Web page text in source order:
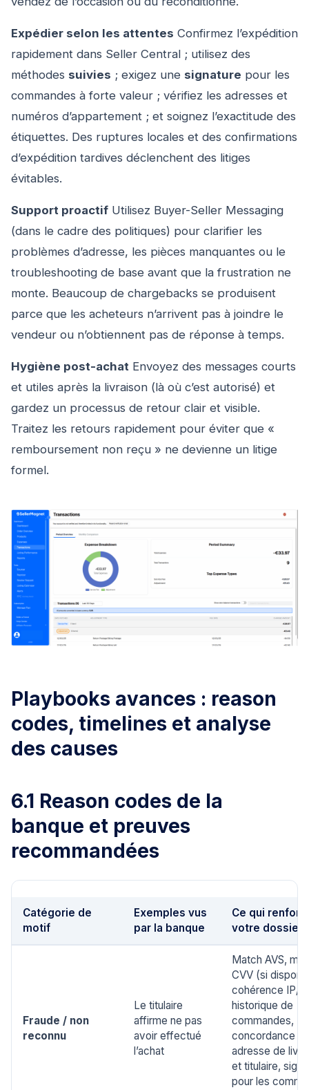
Expédier selon les attentes Confirmez l’expédition
rapidement dans Seller Central ; utilisez des
méthodes suivies ; exigez une signature pour les
commandes à forte valeur ; vérifiez les adresses et
numéros d’appartement ; et soignez l’exactitude des
étiquettes. Des ruptures locales et des confirmations
d’expédition tardives déclenchent des litiges
évitables.
Support proactif Utilisez Buyer-Seller Messaging
(dans le cadre des politiques) pour clarifier les
problèmes d’adresse, les pièces manquantes ou le
troubleshooting de base avant que la frustration ne
monte. Beaucoup de chargebacks se produisent
parce que les acheteurs n’arrivent pas à joindre le
vendeur ou n’obtiennent pas de réponse à temps.
Hygiène post-achat Envoyez des messages courts
et utiles après la livraison (là où c’est autorisé) et
gardez un processus de retour clair et visible.
Traitez les retours rapidement pour éviter que «
remboursement non reçu » ne devienne un litige
formel.
Playbooks avances : reason
codes, timelines et analyse
des causes
6.1 Reason codes de la
banque et preuves
recommandées
Catégorie de
motif
Exemples vus
par la banque
Ce qui
votre dossier
Fraude / non
reconnu
Le titulaire
affirme ne pas
avoir effectué
l’achat
Match AVS,
CVV (si
cohérence IP/
historique de
commandes,
concordance
adresse de
et titulaire,
pour les